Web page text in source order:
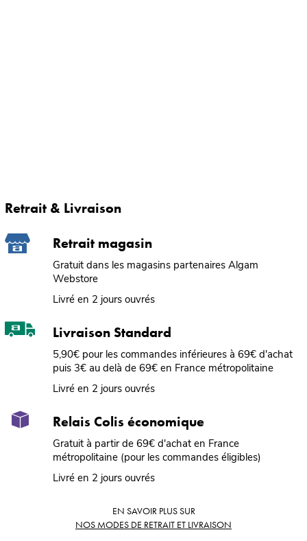
Retrait & Livraison
Retrait magasin
Gratuit dans les magasins partenaires Algam
Webstore
Livré en 2 jours ouvrés
Livraison Standard
5,90€ pour les commandes inférieures à 69€ d'achat
puis 3€ au delà de 69€ en France métropolitaine
Livré en 2 jours ouvrés
Relais Colis économique
Gratuit à partir de 69€ d'achat en France
métropolitaine (pour les commandes éligibles)
Livré en 2 jours ouvrés
EN SAVOIR PLUS SUR
NOS MODES DE RETRAIT ET LIVRAISON